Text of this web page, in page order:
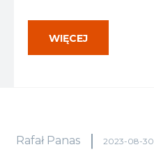
WIĘCEJ
Rafał Panas 2023-08-30